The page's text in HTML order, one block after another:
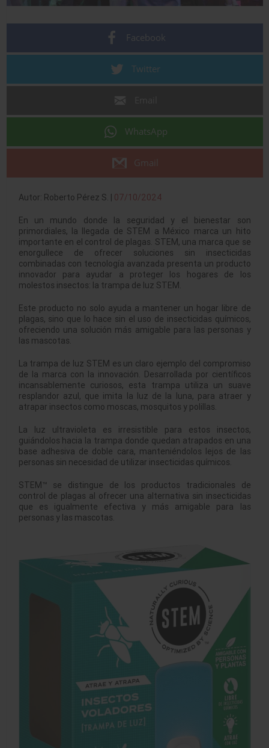
Facebook
Twitter
WhatsApp
Gmail
Autor: Roberto Pérez S. | 07/10/2024
En un mundo donde la seguridad y el bienestar son
primordiales, la llegada de STEM a México marca un hito
importante en el control de plagas. STEM, una marca que se
enorgullece de ofrecer soluciones sin insecticidas
combinadas con tecnología avanzada presenta un producto
innovador para ayudar a proteger los hogares de los
molestos insectos: la trampa de luz STEM.
Este producto no solo ayuda a mantener un hogar libre de
plagas, sino que lo hace sin el uso de insecticidas químicos,
ofreciendo una solución más amigable para las personas y
las mascotas.
La trampa de luz STEM es un claro ejemplo del compromiso
de la marca con la innovación. Desarrollada por científicos
incansablemente curiosos, esta trampa utiliza un suave
resplandor azul, que imita la luz de la luna, para atraer y
atrapar insectos como moscas, mosquitos y polillas.
La luz ultravioleta es irresistible para estos insectos,
guiándolos hacia la trampa donde quedan atrapados en una
base adhesiva de doble cara, manteniéndolos lejos de las
personas sin necesidad de utilizar insecticidas químicos.
STEM™ se distingue de los productos tradicionales de
control de plagas al ofrecer una alternativa sin insecticidas
que es igualmente efectiva y más amigable para las
personas y las mascotas.